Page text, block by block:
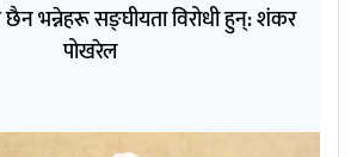
भन्नेहरू सङ्घीयता विरोधी हुन्: शंकर
पोखरेल